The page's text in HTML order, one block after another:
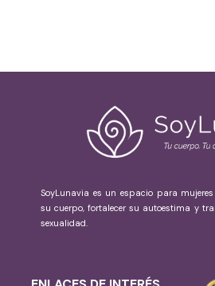
SoyLunavia es un espacio para
su cuerpo, fortalecer su autoestima y
sexualidad.